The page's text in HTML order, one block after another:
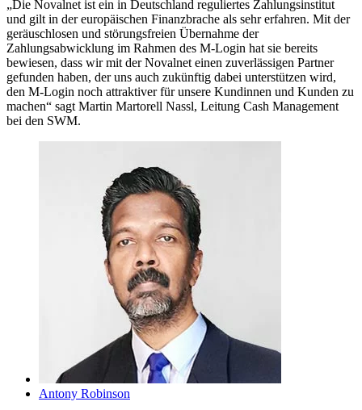
„Die Novalnet ist ein in Deutschland reguliertes Zahlungsinstitut
und gilt in der europäischen Finanzbrache als sehr erfahren. Mit der
geräuschlosen und störungsfreien Übernahme der
Zahlungsabwicklung im Rahmen des M-Login hat sie bereits
bewiesen, dass wir mit der Novalnet einen zuverlässigen Partner
gefunden haben, der uns auch zukünftig dabei unterstützen wird,
den M-Login noch attraktiver für unsere Kundinnen und Kunden zu
machen“ sagt Martin Martorell Nassl, Leitung Cash Management
bei den SWM.
Antony Robinson